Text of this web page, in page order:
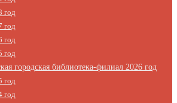
год
год
год
год
городская библиотека-филиал 2026 год
год
год